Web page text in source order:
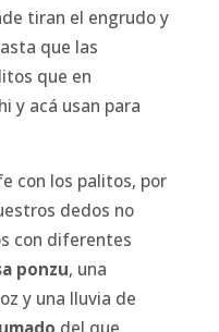
tiran el engrudo y
que las
que en
y acá usan para
con los palitos, por
dedos no
con diferentes
ponzu, una
y una lluvia de